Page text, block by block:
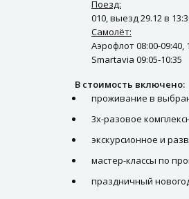
Поезд:
010, выезд 29.12 в
Самолёт:
Аэрофлот 08:00-09:40,
Smartavia 09:05-10:35
В стоимость включено:
проживание в
3х-разовое
экскурсионное и
мастер-классы по
праздничный